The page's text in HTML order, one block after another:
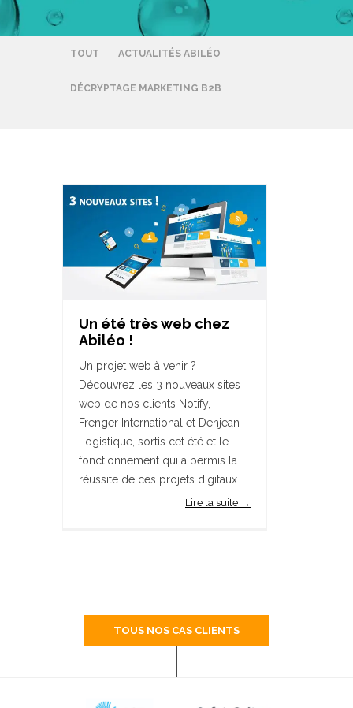
TOUT ACTUALITÉS ABILÉO
DÉCRYPTAGE MARKETING B2B
Un été très web chez
Abiléo !
Un projet web à venir ?
Découvrez les 3 nouveaux sites
web de nos clients Notify,
Frenger International et Denjean
Logistique, sortis cet été et le
fonctionnement qui a permis la
réussite de ces projets digitaux.
Lire la suite →
TOUS NOS CAS CLIENTS